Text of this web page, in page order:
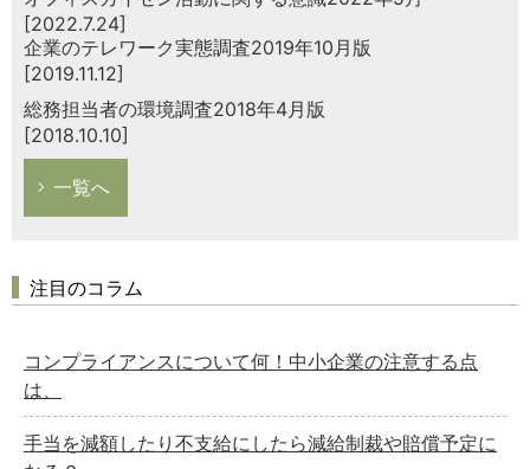
[2022.7.24]
企業のテレワーク実態調査2019年10月版
[2019.11.12]
総務担当者の環境調査2018年4月版
[2018.10.10]
一覧へ
注目のコラム
コンプライアンスについて何！中小企業の注意する点
は、
手当を減額したり不支給にしたら減給制裁や賠償予定に